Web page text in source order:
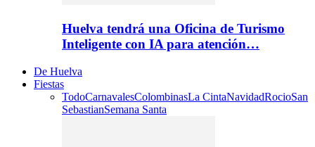
Huelva tendrá una Oficina de Turismo
Inteligente con IA para atención…
De Huelva
Fiestas
TodoCarnavalesColombinasLa CintaNavidadRocioSan
SebastianSemana Santa